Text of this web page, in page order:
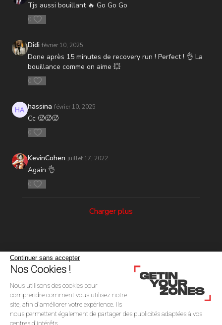
Tjs aussi bouillant 🔥 Go Go Go
0
Didi février 10, 2025
Done après 15 minutes de recovery run ! Perfect ! 👌 La
bouillance comme on aime 💥
0
hassina février 10, 2025
Cc 🥵🥵🥵
0
KevinCohen juillet 17, 2022
Again 👌
0
Charger plus
Continuer sans accepter
Nos Cookies !
Nous utilisons des cookies pour
comprendre comment vous utilisez notre
site, afin d'améliorer votre expérience. Ils
nous permettent également de partager des publicités adaptées à vos
centres d'intérêts.